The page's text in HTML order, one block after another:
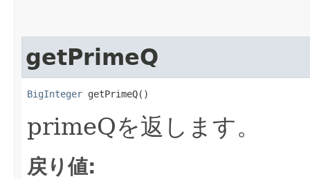
getPrimeQ
BigInteger getPrimeQ()
primeQを返します。
戻り値: